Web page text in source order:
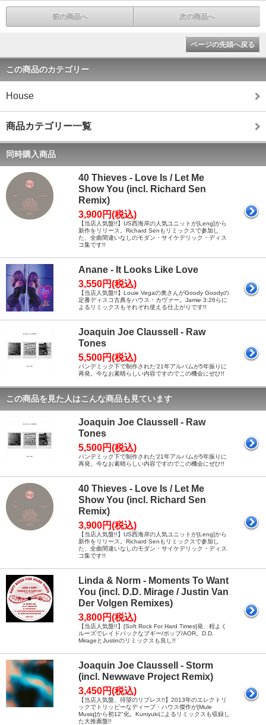
前の商品へ 次の商品へ
ページの先頭へ戻る
この商品のカテゴリー
House
商品カテゴリー一覧
同時購入商品
40 Thieves - Love Is / Let Me
Show You (incl. Richard Sen
Remix)
3,900円(税込)
【当店人気盤!!】US西海岸の人気ユニットが[Leng]から
新作をリリース。Richard Senもリミックスで参加し
た、全曲間違いなしのモダン・サイケデリック・ディス
コ集です!!
Anane - It Looks Like Love
3,550円(税込)
【当店人気盤!!】Louie Vegaの奥さんがGoody Goodyの
定番ディスコ古典をハウス・カヴァー。Jamie 3:26らに
よるリミックスもそれぞれ使える仕上がりです!!
Joaquin Joe Claussell - Raw
Tones
5,500円(税込)
パンデミック下で制作された'21年アルバムが5年振りに
再発。今なお素晴らしい内容ですのでこの機会にぜひ!!
この商品を見た人はこんな商品も見ています
Joaquin Joe Claussell - Raw
Tones
5,500円(税込)
パンデミック下で制作された'21年アルバムが5年振りに
再発。今なお素晴らしい内容ですのでこの機会にぜひ!!
40 Thieves - Love Is / Let Me
Show You (incl. Richard Sen
Remix)
3,900円(税込)
【当店人気盤!!】US西海岸の人気ユニットが[Leng]から
新作をリリース。Richard Senもリミックスで参加し
た、全曲間違いなしのモダン・サイケデリック・ディス
コ集です!!
Linda & Norm - Moments To Want
You (incl. D.D. Mirage / Justin Van
Der Volgen Remixes)
3,800円(税込)
【当店人気盤!!】[Soft Rock For Hard Times]発、程よく
ルーズでレイドバックなブギー/ポップ/AOR。D.D.
MirageとJustinのリミックスも良し!!
Joaquin Joe Claussell - Storm
(incl. Newwave Project Remix)
3,450円(税込)
【当店人気盤、待望のリプレス!!】2013年のエレクトリ
ックでトリッピーなディープ・ハウス傑作が[Mule
Musiq]から初12"化。Kuniyukiによるリミックスも収録し
た大推薦盤!!